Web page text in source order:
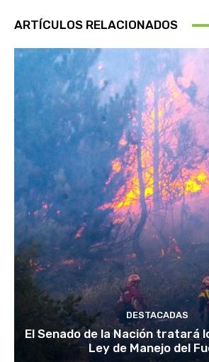
ARTÍCULOS RELACIONADOS
DESTACADAS
El Senado de la Nación tratará
Ley de Manejo del